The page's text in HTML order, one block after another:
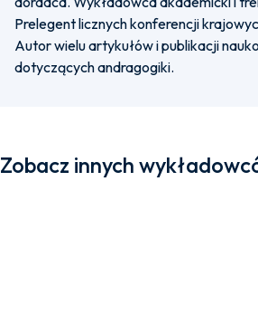
Prelegent licznych konferencji
Autor wielu artykułów i publikacji
dotyczących andragogiki.
Zobacz innych